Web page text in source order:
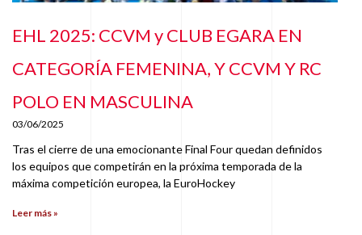
EHL 2025: CCVM y CLUB EGARA EN
CATEGORÍA FEMENINA, Y CCVM Y RC
POLO EN MASCULINA
03/06/2025
Tras el cierre de una emocionante Final Four quedan definidos
los equipos que competirán en la próxima temporada de la
máxima competición europea, la EuroHockey
Leer más »